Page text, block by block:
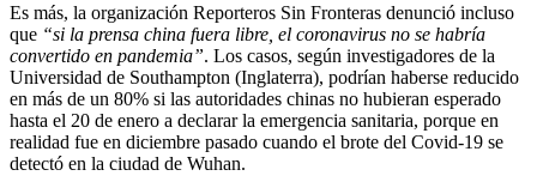
Es más, la organización Reporteros Sin Fronteras denunció incluso
que “si la prensa china fuera libre, el coronavirus no se habría
convertido en pandemia”. Los casos, según investigadores de la
Universidad de Southampton (Inglaterra), podrían haberse reducido
en más de un 80% si las autoridades chinas no hubieran esperado
hasta el 20 de enero a declarar la emergencia sanitaria, porque en
realidad fue en diciembre pasado cuando el brote del Covid-19 se
detectó en la ciudad de Wuhan.